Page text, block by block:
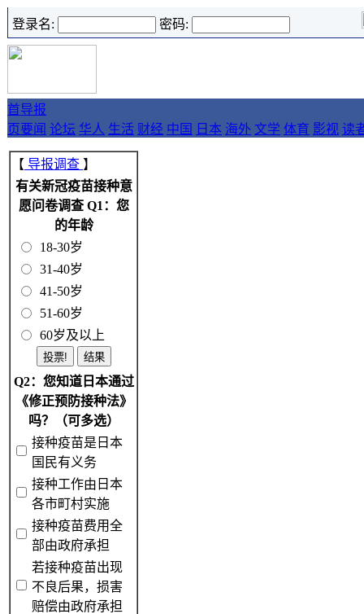
登录名: 密码:
首
页
导报
要闻 论坛 华人 生活 财经 中国 日本 海外 文学 体育 影视 读
【 导报调查 】
有关新冠疫苗接种意
愿问卷调查 Q1：您
的年龄
18-30岁
31-40岁
41-50岁
51-60岁
60岁及以上
Q2：您知道日本通过
《修正预防接种法》
吗？（可多选）
接种疫苗是日本
国民有义务
接种工作由日本
各市町村实施
接种疫苗费用全
部由政府承担
若接种疫苗出现
不良后果，损害
赔偿由政府承担